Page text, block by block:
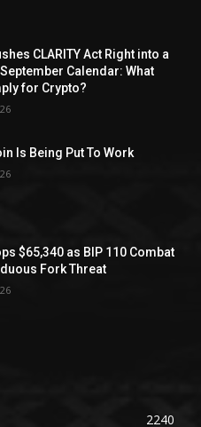
CLARITY Act Right into a
Calendar: What
for Crypto?
Is Being Put To Work
$65,340 as BIP 110 Combat
Fork Threat
2240